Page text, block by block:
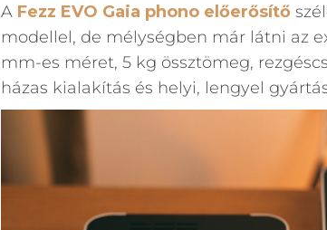
A Fezz EVO Gaia phono előerősítő
modellel, de mélységben már látni az
mm-es méret, 5 kg össztömeg,
házas kialakítás és helyi, lengyel